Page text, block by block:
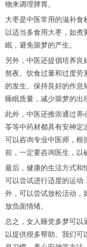
物来调理脾胃。
大枣是中医常用的滋补食
以适当多食用大枣，如煮
眠，避免噩梦的产生。
另外，中医还提倡培养
熬夜、饮食过量和过度劳
的发生。保持良好的作息
睡眠质量，减少噩梦的出
此外，中医还推崇通过养
苓等中药材都具有安神定
可以咨询专业中医师，根
前，一定要咨询医生，以
最后，健康的生活方式和
可以尝试进行适度的运动
外，可以尝试放松活动，
放负面情绪。
总之，女人睡觉多梦可以
以提供很多帮助。我们